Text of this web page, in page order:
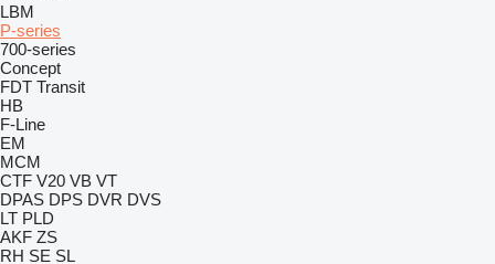
LBM
P-series
700-series
Concept
FDT Transit
HB
F-Line
EM
MCM
CTF V20 VB VT
DPAS DPS DVR DVS
LT PLD
AKF ZS
RH SE SL